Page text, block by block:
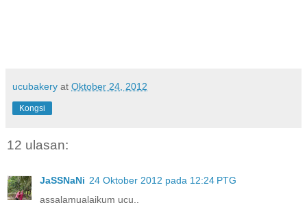
ucubakery at Oktober 24, 2012
Kongsi
12 ulasan:
JaSSNaNi 24 Oktober 2012 pada 12:24 PTG
assalamualaikum ucu..